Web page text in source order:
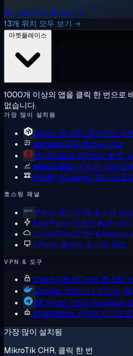
라스베이거스에 배포 →
13개 위치 모두 보기 →
1000개 이상의 앱을 클릭 한 번으로
없습니다.
가장 많이 설치됨
MikroTik CHR 클라우드의
aaPanel 경량 호스팅 패널
WireGuard 모던하고 빠른
MetaTrader 4 외환 거래 표
Hiddify Manager 멀티 프로
호스팅 패널
Plesk 풀스택 웹 호스팅 패널
FastPanel 무료의 빠른 서버
CloudPanel PHP & Node.js
cPanel 클래식 호스팅 패널
VPN & 도구
OpenVPN AS 자체 호스팅
Docker 컨테이너 런타임,
MTProto Proxy Telegram
BlueStacks VPS에서 안드
가장 많이 설치됨
MikroTik CHR, 클릭 한 번